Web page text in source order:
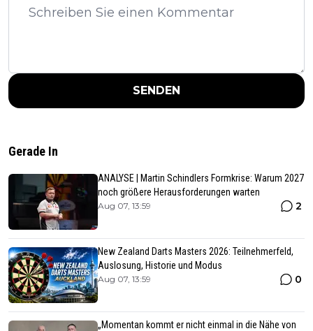
SENDEN
Gerade In
ANALYSE | Martin Schindlers Formkrise: Warum 2027
noch größere Herausforderungen warten
Aug 07, 13:59 2
New Zealand Darts Masters 2026: Teilnehmerfeld,
Auslosung, Historie und Modus
Aug 07, 13:59 0
„Momentan kommt er nicht einmal in die Nähe von